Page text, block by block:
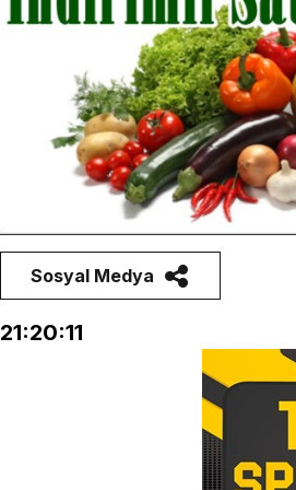
Sosyal Medya
21:20:11